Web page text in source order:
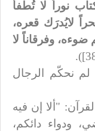
نوراً لا تُطفأ
لايُدرَك قعره،
ضوءه، وفرقاناً لا
لم نحكّم الرجال
"ألا إن فيه
ودواء دائكم،